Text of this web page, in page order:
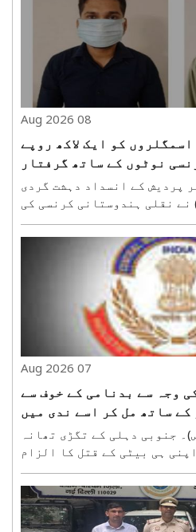
08 Aug 2026
کو ایک لاکھ روپے
نوٹوں کے ساتھ گرفتار
کیا
س)۔ اتر پردیش کے انسداد دہشت گردی
نے نقلی ہندوستانی کرنسی کی
کو گرفتار کیا ہے۔
ان سے پانچ -پانچ سو روپے کے 201 نقلی نوٹ برآمد
07 Aug 2026
وجہ سے بدنامی کے خوف سے
کے ساتھ مل کر اسے ندی میں
ڈبوکر مار ڈالا
اگست (ہ س)۔ جنوبی دہلی کے تگڑی تھانہ
ہی بیٹی کے قتل کا الزام
تحقیقات میں انکشاف ہوا ہے
حمل کا انکشاف ہونے پر باپ
تھا۔ اس لیے وہ ایک رشتہ
دار..